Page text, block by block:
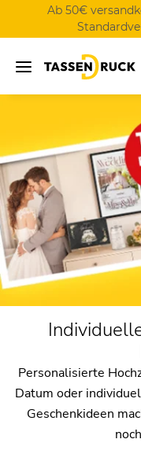
Ab 50€
Personalisierte
Datum oder
Geschenkideen